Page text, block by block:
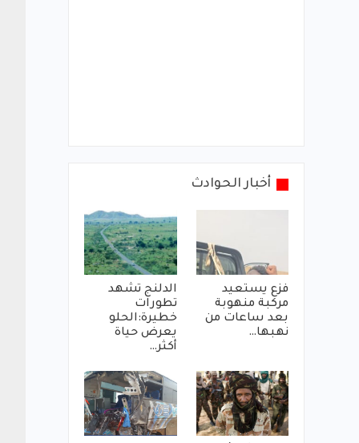
أخبار الحوادث
فزع يستعيد
مركبة منهوبة
بعد ساعات من
نهبها…
الدلنج تشهد
تطورات
خطيرة:الحلو
يعرض حياة
أكثر…